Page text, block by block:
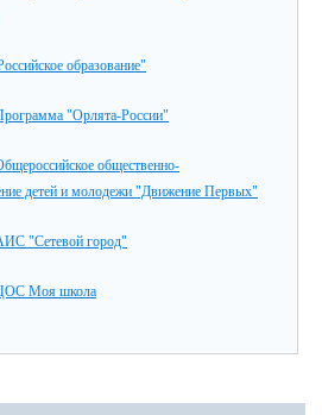
образование"
"Орлята-России"
общественно-
детей и молодежи "Движение Первых"
"Сетевой город"
Моя школа